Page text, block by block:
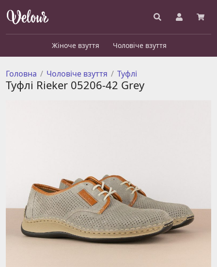
Жіноче взуття Чоловіче взуття
Головна Чоловіче взуття Туфлі
Туфлі Rieker 05206-42 Grey